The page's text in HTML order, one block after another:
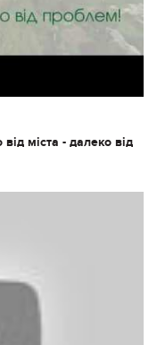
міста - далеко від